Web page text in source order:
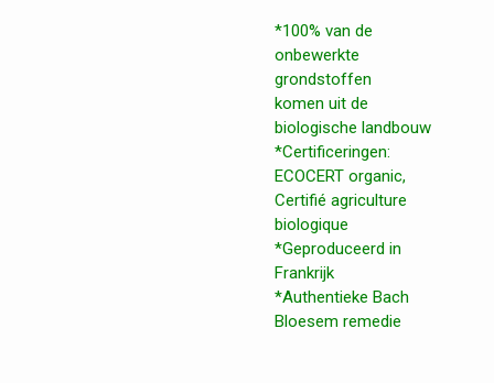
*100% van de
onbewerkte
grondstoffen
komen uit de
biologische landbouw
*Certificeringen:
ECOCERT organic,
Certifié agriculture
biologique
*Geproduceerd in
Frankrijk
*Authentieke Bach
Bloesem remedie